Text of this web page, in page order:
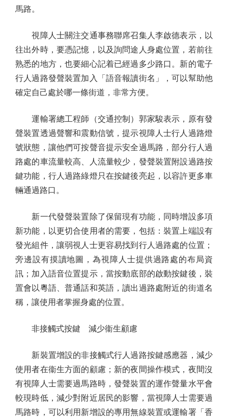
馬路。
視障人士關注交通事務聯席召集人李啟德表示，以
往出外時，要憑記憶，以及詢問途人身處位置，若前往
熟悉的地方，也要細心記着已經過多少路口。新的電子
行人過路發聲裝置加入「語音報讀街名」，可以幫助他
確定自己處於哪一條街道，非常方便。
運輸署總工程師（交通控制）郭家駿表示，原有發
聲裝置透過聲響和震動信號，提示視障人士行人過路燈
號狀態，讓他們可按聲音提示安全過馬路，部分行人過
路處的車流量較高、人流量較少，發聲裝置附設過路按
鍵功能，行人過路綠燈只在按鍵後亮起，以容許更多車
輛通過路口。
新一代發聲裝置除了保留現有功能，同時增設多項
新功能，以更切合使用者的需要，包括：裝置上端設有
發光組件，讓弱視人士更容易找到行人過路處的位置；
旁邊設有摸讀地圖，為視障人士提供過路處的布局資
訊；加入語音位置提示，當按動底部的啟動按鍵後，裝
置會以粵語、普通話和英語，讀出過路處附近的街道名
稱，讓使用者掌握身處的位置。
非接觸式按鍵 減少衞生顧慮
新裝置增設的非接觸式行人過路按鍵感應器，減少
使用者在衞生方面的顧慮；新的夜間操作模式，夜間沒
有視障人士需要過馬路時，發聲裝置的運作聲量水平會
較現時低，減少對附近居民的影響，當視障人士需要過
馬路時，可以利用新增設的專用無線裝置或運輸署「香